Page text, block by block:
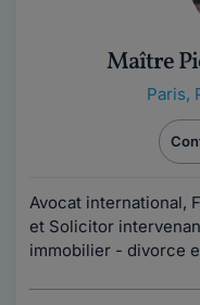
Maître
Paris,
Avocat international,
et Solicitor
immobilier - divorce